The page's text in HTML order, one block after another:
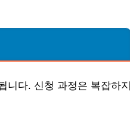
니다. 신청 과정은 복잡하지